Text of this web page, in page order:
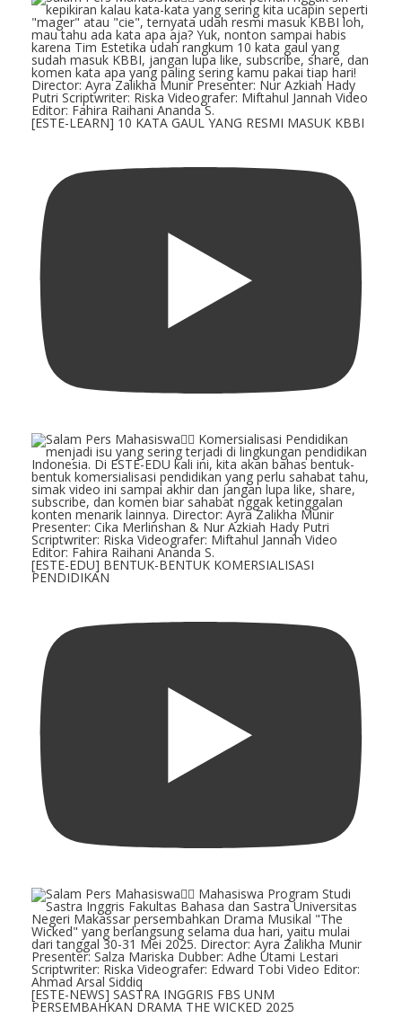
[ESTE-LEARN] 10 KATA GAUL YANG RESMI MASUK KBBI
[ESTE-EDU] BENTUK-BENTUK KOMERSIALISASI
PENDIDIKAN
[ESTE-NEWS] SASTRA INGGRIS FBS UNM
PERSEMBAHKAN DRAMA THE WICKED 2025